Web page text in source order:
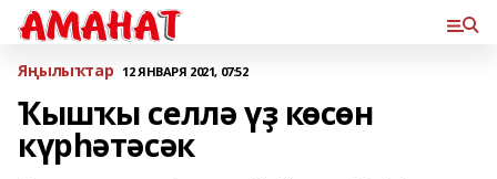
Яңылыҡтар 12 ЯНВАРЯ 2021, 07:52
Ҡышҡы селлә үҙ көсөн
күрһәтәсәк